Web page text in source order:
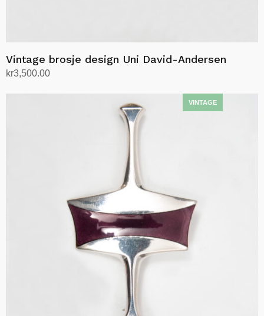
Vintage brosje design Uni David-Andersen
kr3,500.00